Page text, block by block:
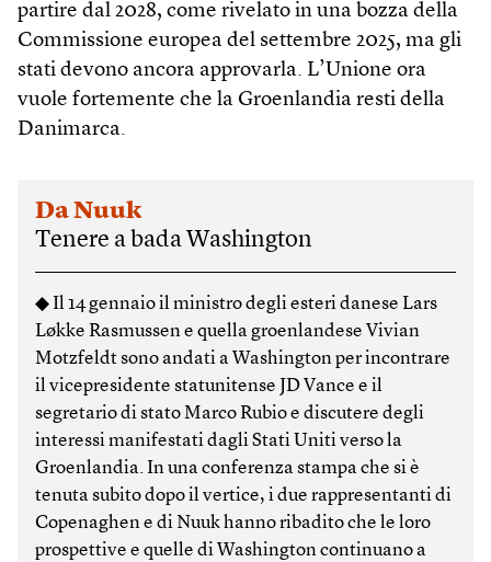
partire dal 2028, come rivelato in una bozza della
Commissione europea del settembre 2025, ma gli
stati devono ancora approvarla. L’Unione ora
vuole fortemente che la Groenlandia resti della
Danimarca.
Da Nuuk
Tenere a bada Washington
◆ Il 14 gennaio il ministro degli esteri danese Lars
Løkke Rasmussen e quella groenlandese Vivian
Motzfeldt sono andati a Washington per incontrare
il vicepresidente statunitense JD Vance e il
segretario di stato Marco Rubio e discutere degli
interessi manifestati dagli Stati Uniti verso la
Groenlandia. In una conferenza stampa che si è
tenuta subito dopo il vertice, i due rappresentanti di
Copenaghen e di Nuuk hanno ribadito che le loro
prospettive e quelle di Washington continuano a